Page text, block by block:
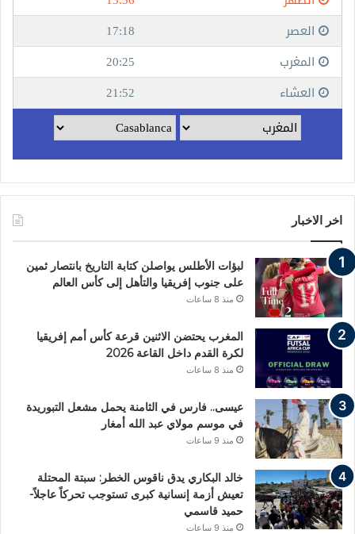
اخر الاخبار
لبؤات الأطلس يواصلن كتابة التاريخ بانتصار ثمين
على جنوب إفريقيا والتأهل إلى كأس العالم
منذ 8 ساعات
المغرب يحتضن الاثنين قرعة كأس أمم إفريقيا
لكرة القدم داخل القاعة 2026
منذ 8 ساعات
عيسى.. فارس في الثامنة يحمل مشعل التبوريدة
في موسم مولاي عبد الله أمغار
منذ 9 ساعات
خالد البكاري يدق ناقوس الخطر: سبتة المحتلة
تعيش أزمة إنسانية كبرى تستوجب تحركاً عاجلاً-
حميد قاسمي
منذ 9 ساعات